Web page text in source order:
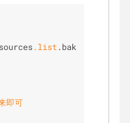
sources.list.bak
即可